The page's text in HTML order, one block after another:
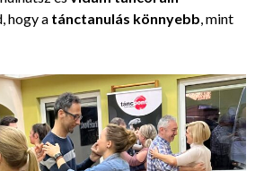
hogy a tánctanulás könnyebb, mint